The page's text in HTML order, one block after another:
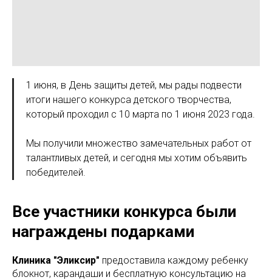
1 июня, в День защиты детей, мы рады подвести
итоги нашего конкурса детского творчества,
который проходил с 10 марта по 1 июня 2023 года.
Мы получили множество замечательных работ от
талантливых детей, и сегодня мы хотим объявить
победителей.
Все участники конкурса были
награждены подарками
Клиника "Эликсир" предоставила каждому ребенку
блокнот, карандаши и бесплатную консультацию на